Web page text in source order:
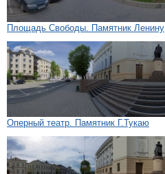
Площадь Свободы. Памятник Ленину
Оперный театр. Памятник Г.Тукаю